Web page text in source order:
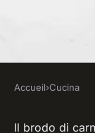
Accueil›Cucina
Il brodo di